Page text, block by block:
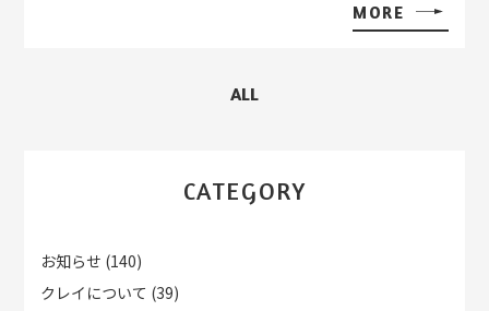
MORE
ALL
CATEGORY
お知らせ (140)
クレイについて (39)